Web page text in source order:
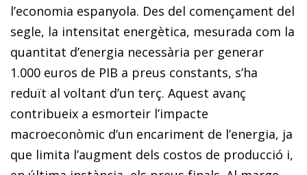
l’economia espanyola. Des del començament del
segle, la intensitat energètica, mesurada com la
quantitat d’energia necessària per generar
1.000 euros de PIB a preus constants, s’ha
reduït al voltant d’un terç. Aquest avanç
contribueix a esmorteir l’impacte
macroeconòmic d’un encariment de l’energia, ja
que limita l’augment dels costos de producció i,